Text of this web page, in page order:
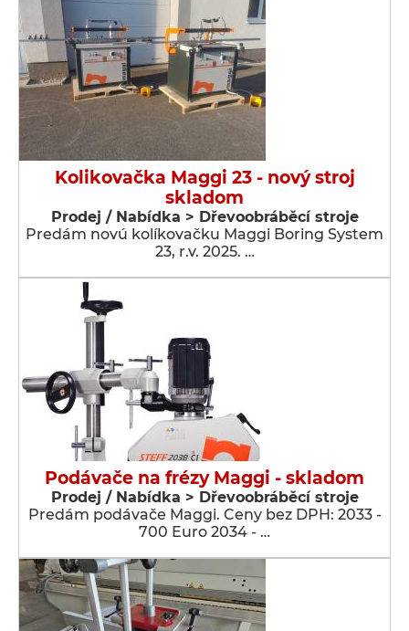
Kolikovačka Maggi 23 - nový stroj
skladom
Prodej / Nabídka > Dřevoobráběcí stroje
Predám novú kolíkovačku Maggi Boring System
23, r.v. 2025. …
Podávače na frézy Maggi - skladom
Prodej / Nabídka > Dřevoobráběcí stroje
Predám podávače Maggi. Ceny bez DPH: 2033 -
700 Euro 2034 - …